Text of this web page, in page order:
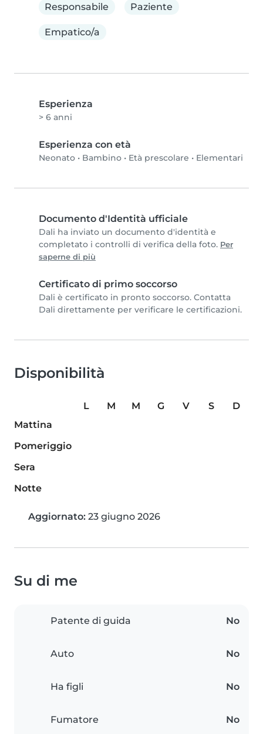
Responsabile
Paziente
Empatico/a
Esperienza
> 6 anni
Esperienza con età
Neonato • Bambino • Età prescolare • Elementari
Documento d'Identità ufficiale
Dali ha inviato un documento d'identità e
completato i controlli di verifica della foto. Per
saperne di più
Certificato di primo soccorso
Dali è certificato in pronto soccorso. Contatta
Dali direttamente per verificare le certificazioni.
Disponibilità
L M M G V S
D
Mattina
Pomeriggio
Sera
Notte
Aggiornato: 23 giugno 2026
Su di me
Patente di guida No
Auto No
Ha figli No
Fumatore No